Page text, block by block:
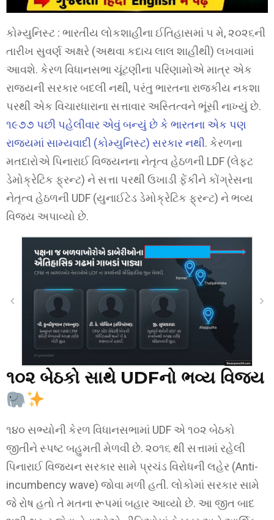
કોમ્યુનિસ્ટ : ભારતીય લોકશાહીના ઈતિહાસમાં ૫ મે, ૨૦૨૬ની
તારીખ સુવર્ણ અક્ષરે (અથવા કદાચ લાલ શાહીથી) લખવામાં
આવશે. કેરળ વિધાનસભા ચૂંટણીના પરિણામોએ માત્ર એક
રાજ્યની સરકાર બદલી નથી, પરંતુ ભારતના રાજકીય નકશા
પરથી એક વિચારધારાના સત્તાવાર અસ્તિત્વને ભૂંસી નાખ્યું છે.
૧૯૭૭ પછી પહેલીવાર એવું બન્યું છે કે ભારતના એક પણ
રાજ્યમાં સામ્યવાદી (કોમ્યુનિસ્ટ) સરકાર નથી. કેરળના
મતદારોએ પિનારાઈ વિજયનના નેતૃત્વ હેઠળની LDF (લેફ્ટ
ડેમોક્રેટિક ફ્રન્ટ) ને સત્તા પરથી ઉખાડી ફેંકીને કોંગ્રેસના
નેતૃત્વ હેઠળની UDF (યુનાઈટેડ ડેમોક્રેટિક ફ્રન્ટ) ને ભવ્ય
વિજય અપાવ્યો છે.
૧૦૨ બેઠકો સાથે UDFનો ભવ્ય વિજય
૧૪૦ સભ્યોની કેરળ વિધાનસભામાં UDF એ ૧૦૨ બેઠકો
જીતીને સ્પષ્ટ બહુમતી મેળવી છે. ૨૦૧૬ થી સત્તામાં રહેલી
પિનારાઈ વિજયન સરકાર સામે પ્રચંડ વિરોધની લહેર (Anti-
incumbency wave) જોવા મળી હતી. લોકોમાં સરકાર સામે
જે રોષ હતો તે મતના રૂપમાં બહાર આવ્યો છે. આ જીત બાદ